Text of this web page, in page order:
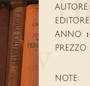
AUTORE:
ANNO:
PREZZO:
NOTE: